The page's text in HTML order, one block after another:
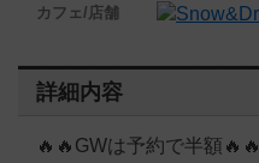
カフェ/店舗
詳細内容
🔥🔥GWは予約で半額🔥🔥